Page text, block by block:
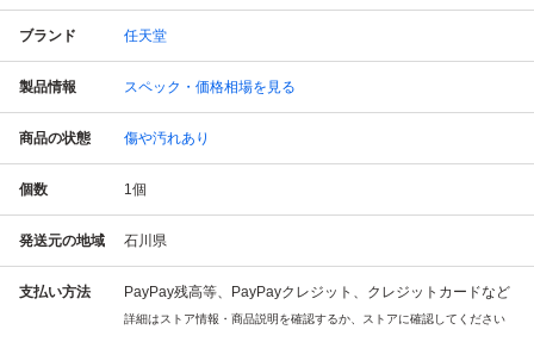
ブランド 任天堂
製品情報 スペック・価格相場を見る
商品の状態 傷や汚れあり
個数 1個
発送元の地域 石川県
支払い方法 PayPay残高等、PayPayクレジット、クレジットカードなど
詳細はストア情報・商品説明を確認するか、ストアに確認してください